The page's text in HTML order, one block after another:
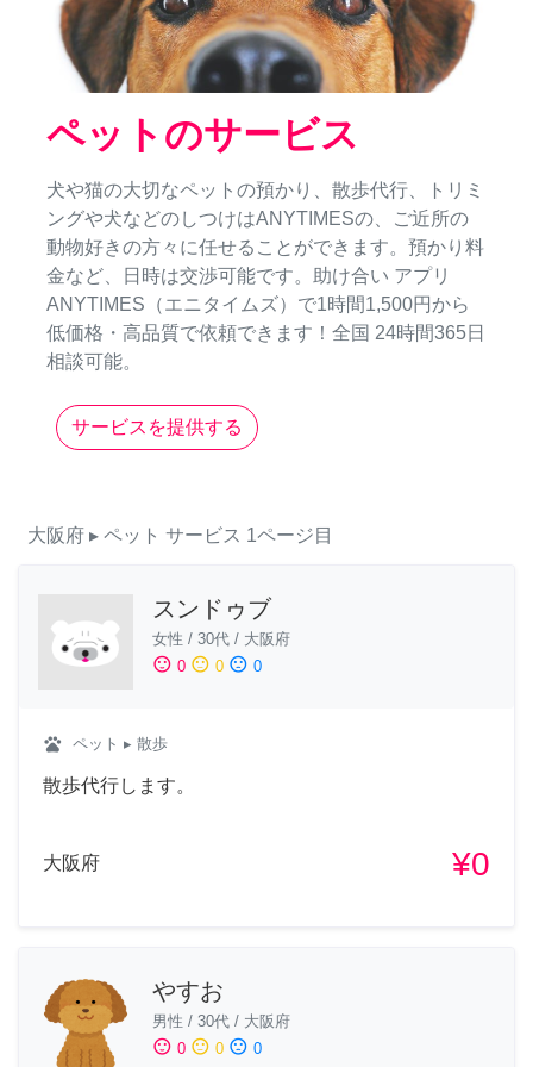
ペットのサービス
犬や猫の大切なペットの預かり、散歩代行、トリミ
ングや犬などのしつけはANYTIMESの、ご近所の
動物好きの方々に任せることができます。預かり料
金など、日時は交渉可能です。助け合い アプリ
ANYTIMES（エニタイムズ）で1時間1,500円から
低価格・高品質で依頼できます！全国 24時間365日
相談可能。
サービスを提供する
大阪府 ▸ ペット サービス 1ページ目
スンドゥブ
女性 / 30代 / 大阪府
sentiment_satisfied 0 sentiment_neutral 0 sentiment_dissatisfied 0
pets ペット ▸ 散歩
散歩代行します。
大阪府 ¥0
やすお
男性 / 30代 / 大阪府
sentiment_satisfied 0 sentiment_neutral 0 sentiment_dissatisfied 0